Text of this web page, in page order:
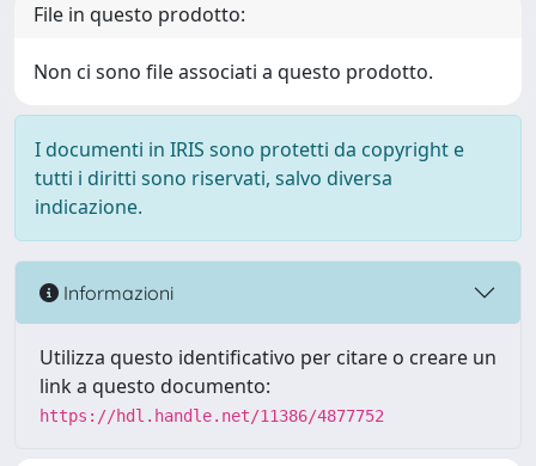
File in questo prodotto:
Non ci sono file associati a questo prodotto.
I documenti in IRIS sono protetti da copyright e
tutti i diritti sono riservati, salvo diversa
indicazione.
Informazioni
Utilizza questo identificativo per citare o creare un
link a questo documento:
https://hdl.handle.net/11386/4877752